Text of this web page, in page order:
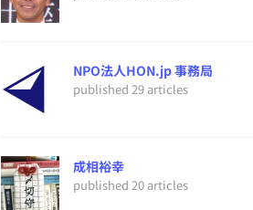
NPO法人HON.jp 事務局
published 29 articles
成相裕幸
published 20 articles